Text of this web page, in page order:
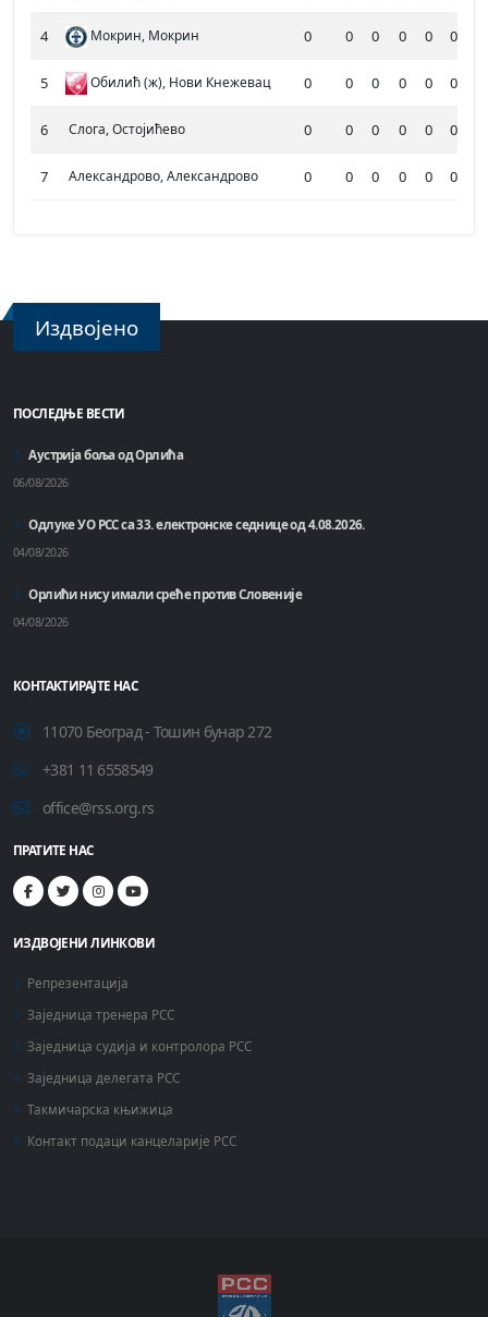
4 Мокрин, Мокрин 0 0 0 0 0 0
5 Обилић (ж), Нови Кнежевац 0 0 0 0 0 0
6 Слога, Остојићево 0 0 0 0 0 0
7 Александрово, Александрово 0 0 0 0 0 0
Издвојено
ПОСЛЕДЊЕ ВЕСТИ
Аустрија боља од Орлића
06/08/2026
Одлуке УО РСС са 33. електронске седнице од 4.08.2026.
04/08/2026
Орлићи нису имали среће против Словеније
04/08/2026
КОНТАКТИРАЈТЕ НАС
11070 Београд - Тошин бунар 272
+381 11 6558549
office@rss.org.rs
ПРАТИТЕ НАС
ИЗДВОЈЕНИ ЛИНКОВИ
Репрезентација
Заједница тренера РСС
Заједница судија и контролора РСС
Заједница делегата РСС
Такмичарска књижица
Контакт подаци канцеларије РСС